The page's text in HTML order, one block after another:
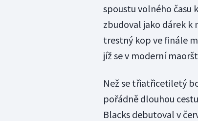
spoustu volného času
zbudoval jako dárek k
trestný kop ve finále
jíž se v moderní
Než se třiatřicetiletý
pořádně dlouhou
Blacks debutoval v